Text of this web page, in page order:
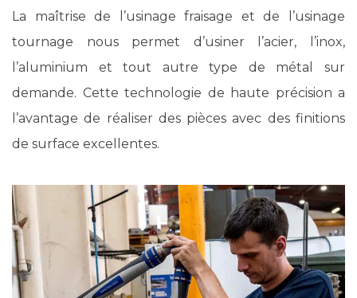
La maîtrise de l’usinage fraisage et de l’usinage
tournage nous permet d’usiner l’acier, l’inox,
l’aluminium et tout autre type de métal sur
demande. Cette technologie de haute précision a
l’avantage de réaliser des pièces avec des finitions
de surface excellentes.